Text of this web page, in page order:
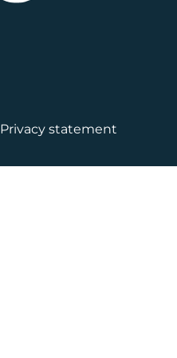
Privacy statement